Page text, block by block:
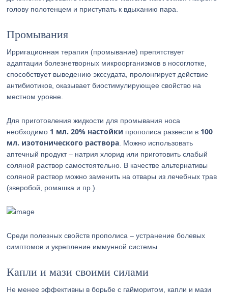
голову полотенцем и приступать к вдыханию пара.
Промывания
Ирригационная терапия (промывание) препятствует
адаптации болезнетворных микроорганизмов в носоглотке,
способствует выведению экссудата, пролонгирует действие
антибиотиков, оказывает биостимулирующее свойство на
местном уровне.
Для приготовления жидкости для промывания носа
необходимо 1 мл. 20% настойки прополиса развести в 100
мл. изотонического раствора . Можно использовать
аптечный продукт – натрия хлорид или приготовить слабый
соляной раствор самостоятельно. В качестве альтернативы
соляной раствор можно заменить на отвары из лечебных трав
(зверобой, ромашка и пр.).
Среди полезных свойств прополиса – устранение болевых
симптомов и укрепление иммунной системы
Капли и мази своими силами
Не менее эффективны в борьбе с гайморитом, капли и мази